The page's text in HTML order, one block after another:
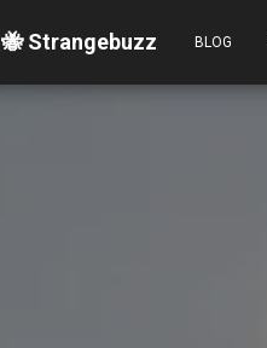
🐝 Strangebuzz BLOG